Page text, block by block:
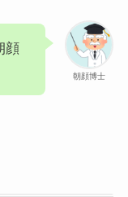
朝顔博士
顔